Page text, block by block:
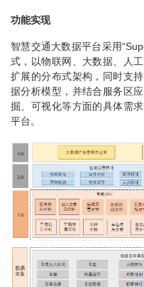
功能实现
智慧交通大数据平台采用
式，以物联网、大数据、人
扩展的分布式架构，同时支
据分析模型，并结合服务区
掘、可视化等方面的具体需
平台。